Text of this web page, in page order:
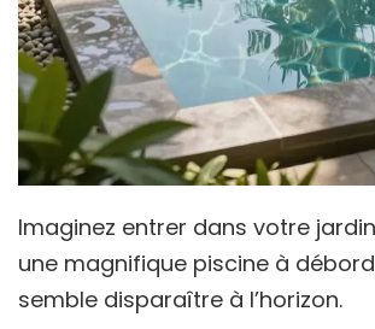
Imaginez entrer dans votre
une magnifique piscine à
semble disparaître à l’horizon.